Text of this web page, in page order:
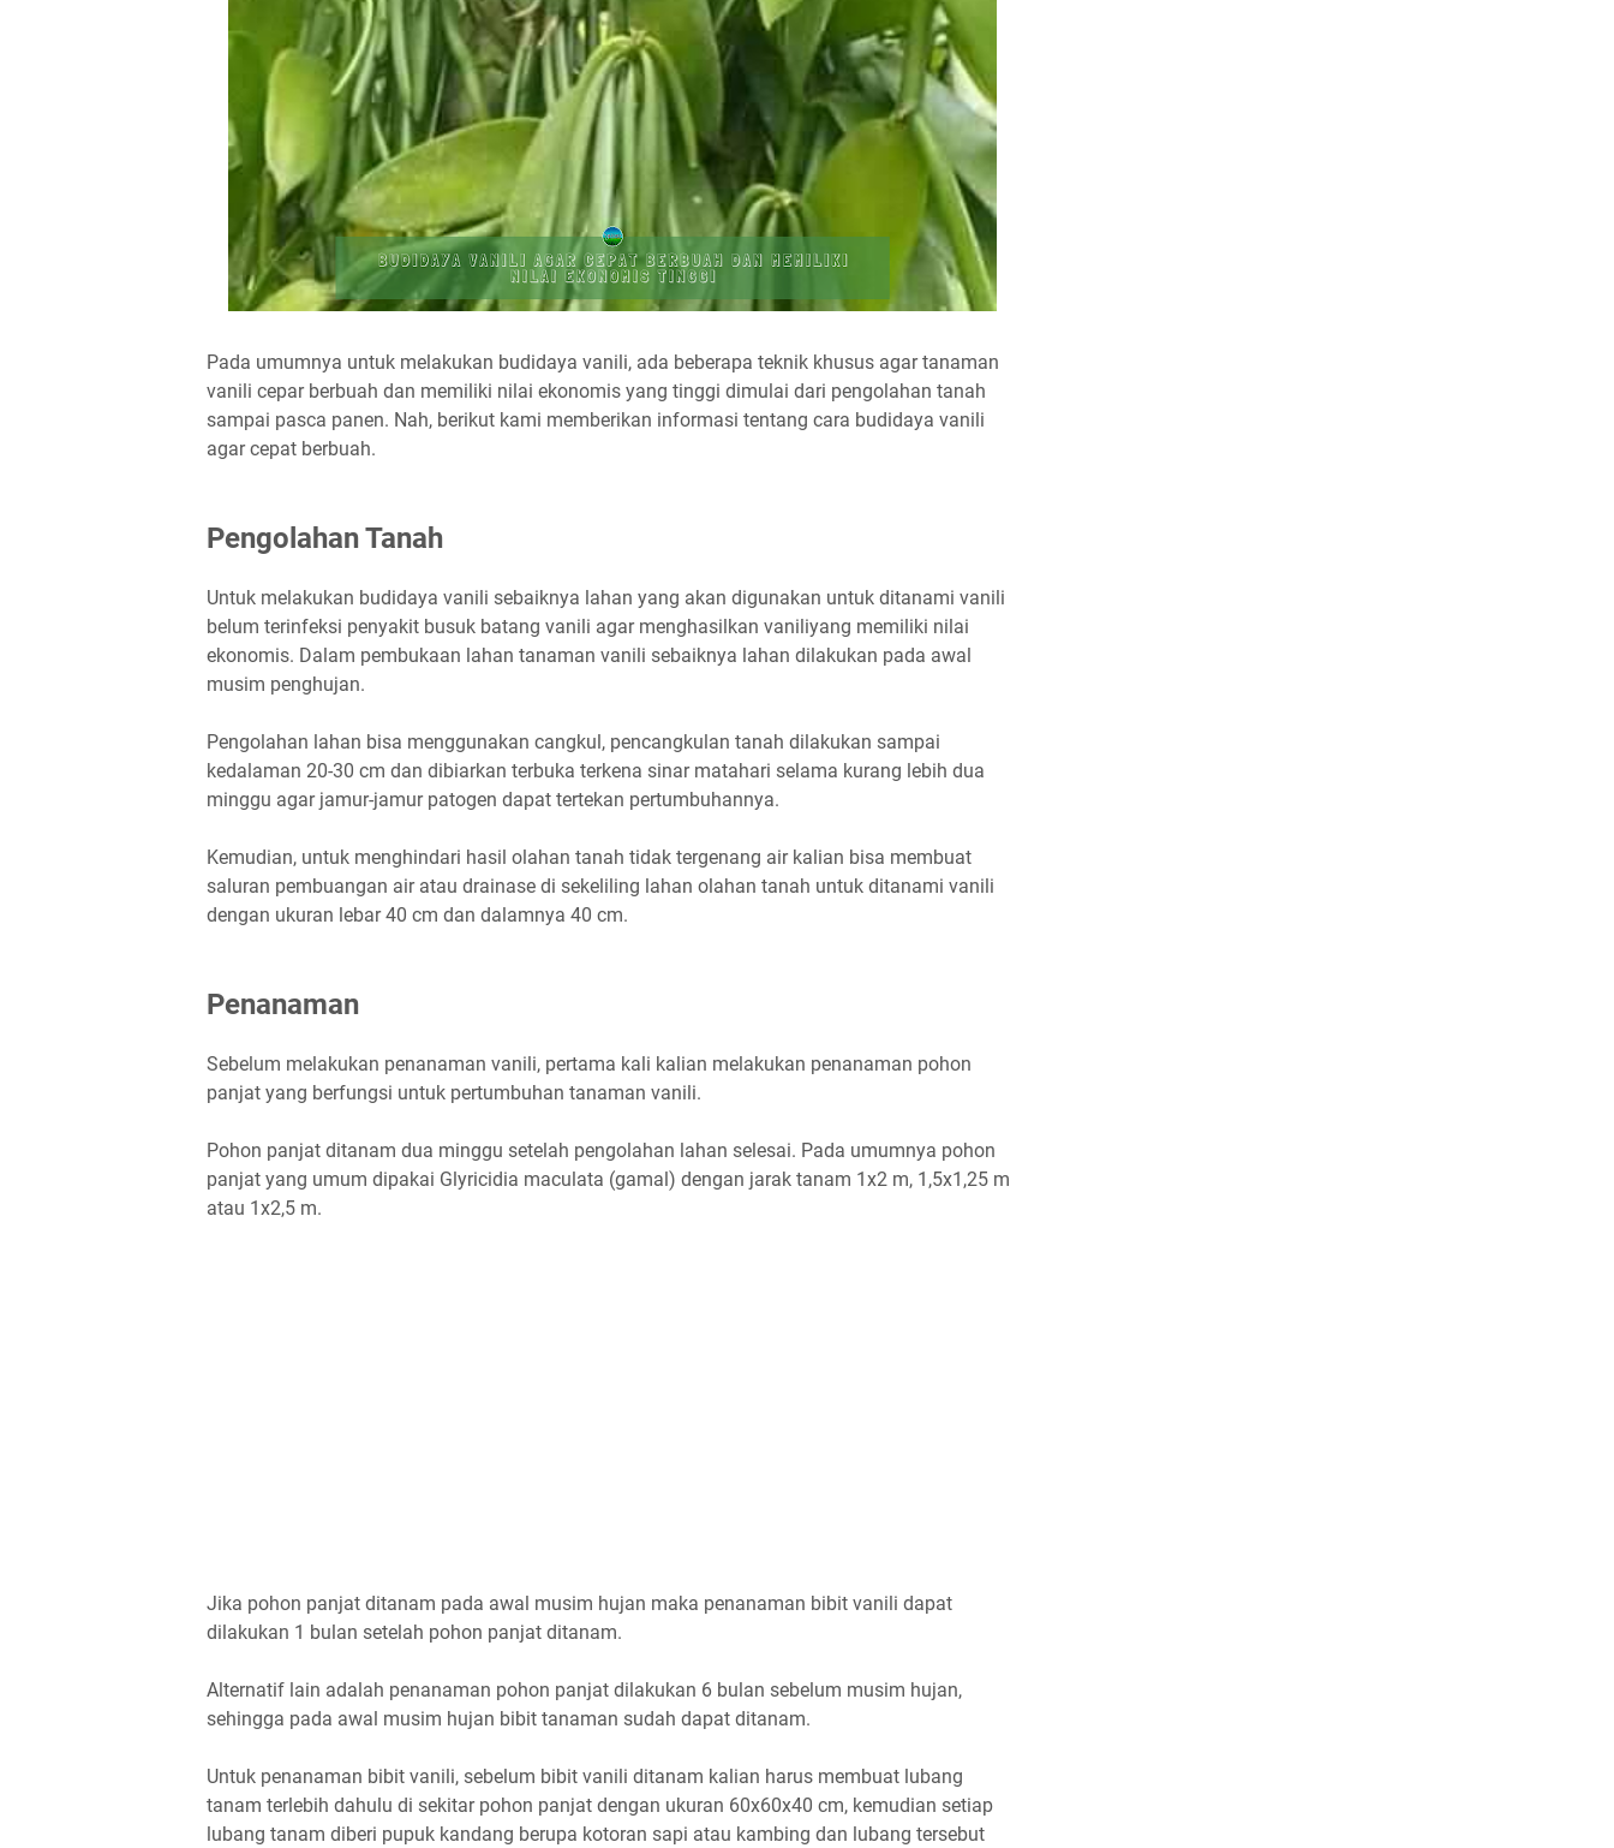
Pada umumnya untuk melakukan budidaya vanili, ada beberapa teknik khusus agar tanaman
vanili cepar berbuah dan memiliki nilai ekonomis yang tinggi dimulai dari pengolahan tanah
sampai pasca panen. Nah, berikut kami memberikan informasi tentang cara budidaya vanili
agar cepat berbuah.
Pengolahan Tanah
Untuk melakukan budidaya vanili sebaiknya lahan yang akan digunakan untuk ditanami vanili
belum terinfeksi penyakit busuk batang vanili agar menghasilkan vaniliyang memiliki nilai
ekonomis. Dalam pembukaan lahan tanaman vanili sebaiknya lahan dilakukan pada awal
musim penghujan.
Pengolahan lahan bisa menggunakan cangkul, pencangkulan tanah dilakukan sampai
kedalaman 20-30 cm dan dibiarkan terbuka terkena sinar matahari selama kurang lebih dua
minggu agar jamur-jamur patogen dapat tertekan pertumbuhannya.
Kemudian, untuk menghindari hasil olahan tanah tidak tergenang air kalian bisa membuat
saluran pembuangan air atau drainase di sekeliling lahan olahan tanah untuk ditanami vanili
dengan ukuran lebar 40 cm dan dalamnya 40 cm.
Penanaman
Sebelum melakukan penanaman vanili, pertama kali kalian melakukan penanaman pohon
panjat yang berfungsi untuk pertumbuhan tanaman vanili.
Pohon panjat ditanam dua minggu setelah pengolahan lahan selesai. Pada umumnya pohon
panjat yang umum dipakai Glyricidia maculata (gamal) dengan jarak tanam 1x2 m, 1,5x1,25 m
atau 1x2,5 m.
Jika pohon panjat ditanam pada awal musim hujan maka penanaman bibit vanili dapat
dilakukan 1 bulan setelah pohon panjat ditanam.
Alternatif lain adalah penanaman pohon panjat dilakukan 6 bulan sebelum musim hujan,
sehingga pada awal musim hujan bibit tanaman sudah dapat ditanam.
Untuk penanaman bibit vanili, sebelum bibit vanili ditanam kalian harus membuat lubang
tanam terlebih dahulu di sekitar pohon panjat dengan ukuran 60x60x40 cm, kemudian setiap
lubang tanam diberi pupuk kandang berupa kotoran sapi atau kambing dan lubang tersebut